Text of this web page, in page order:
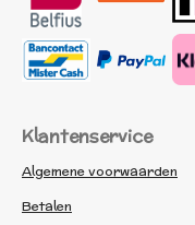
Klantenservice
Algemene voorwaarden
Betalen